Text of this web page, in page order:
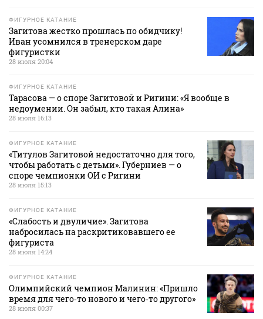
ФИГУРНОЕ КАТАНИЕ
Загитова жестко прошлась по обидчику!
Иван усомнился в тренерском даре
фигуристки
28 июля 20:04
ФИГУРНОЕ КАТАНИЕ
Тарасова — о споре Загитовой и Ригини: «Я вообще в
недоумении. Он забыл, кто такая Алина»
28 июля 16:13
ФИГУРНОЕ КАТАНИЕ
«Титулов Загитовой недостаточно для того,
чтобы работать с детьми». Губерниев — о
споре чемпионки ОИ с Ригини
28 июля 15:13
ФИГУРНОЕ КАТАНИЕ
«Слабость и двуличие». Загитова
набросилась на раскритиковавшего ее
фигуриста
28 июля 14:24
ФИГУРНОЕ КАТАНИЕ
Олимпийский чемпион Малинин: «Пришло
время для чего‑то нового и чего‑то другого»
28 июля 00:37